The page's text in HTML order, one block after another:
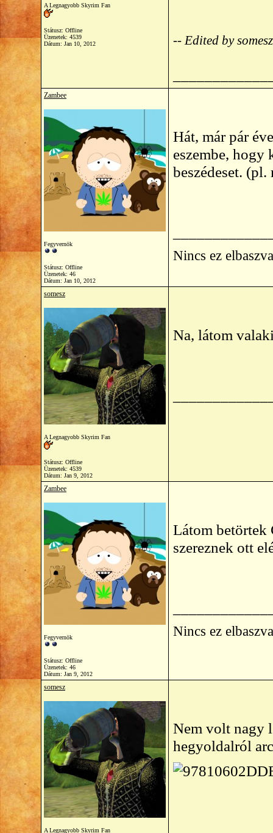
A Legnagyobb Skyrim Fan
Státusz: Offline
Üzenetek: 4539
Dátum: Jan 10, 2012 -- Edited by
Zambee
Fegyvernök
Státusz: Offline
Üzenetek: 46
Dátum: Jan 10, 2012
Hát, már pár
eszembe, hogy
beszédeset.
Nincs ez
somesz
A Legnagyobb Skyrim Fan
Státusz: Offline
Üzenetek: 4539
Dátum: Jan 9, 2012
Na, látom
Zambee
Fegyvernök
Státusz: Offline
Üzenetek: 46
Dátum: Jan 9, 2012
Látom betörtek
szereznek ott
Nincs ez
somesz
A Legnagyobb Skyrim Fan
Nem volt nagy
hegyoldalról